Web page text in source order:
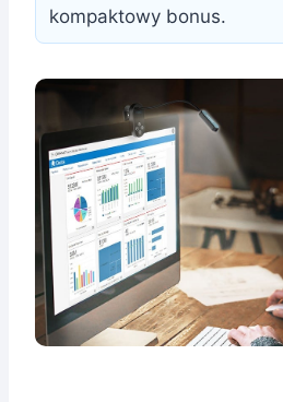
kompaktowy bonus.